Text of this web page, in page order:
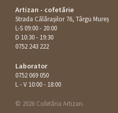
Artizan - cofetărie
Strada Călăraşilor 76, Târgu Mureș
L-S 09:00 - 20:00
D 10:30 - 19:30
0752 243 222
Laborator
0752 069 050
L - V 10:00 - 18:00
© 2026 Cofetăria Artizan.